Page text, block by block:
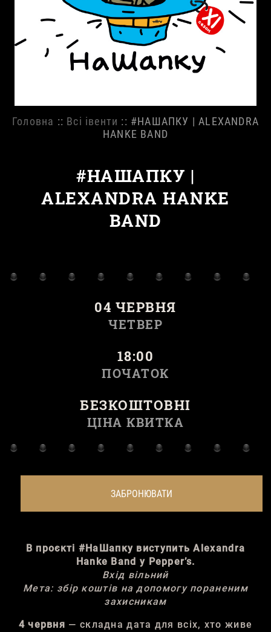
Головна :: Всі івенти :: #НАШАПКУ | ALEXANDRA
HANKE BAND
#НАШАПКУ |
ALEXANDRA HANKE
BAND
04 ЧЕРВНЯ
ЧЕТВЕР
18:00
ПОЧАТОК
БЕЗКОШТОВНІ
ЦІНА КВИТКА
ЗАБРОНЮВАТИ
В проєкті #НаШапку виступить Alexandra
Hanke Band у Pepper’s.
Вхід вільний
Мета: збір коштів на допомогу пораненим
захисникам
4 червня — складна дата для всіх, хто живе